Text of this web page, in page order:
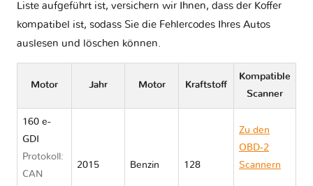
Liste aufgeführt ist, versichern wir Ihnen, dass der Koffer
kompatibel ist, sodass Sie die Fehlercodes Ihres Autos
auslesen und löschen können.
Motor Jahr Motor Kraftstoff
Kompatible
Scanner
160 e-
GDI
Protokoll:
CAN
2015 Benzin 128
Zu den
OBD-2
Scannern